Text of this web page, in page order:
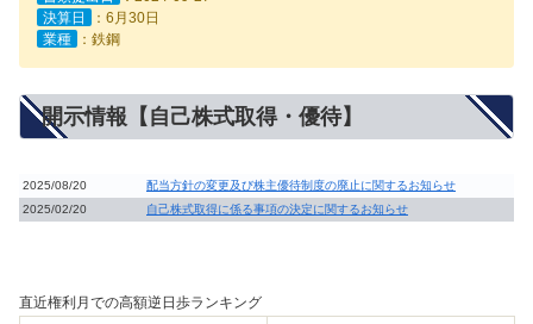
決算日
：6月30日
業種
：鉄鋼
開示情報【自己株式取得・優待】
2025/08/20
配当方針の変更及び株主優待制度の廃止に関するお知らせ
2025/02/20
自己株式取得に係る事項の決定に関するお知らせ
直近権利月での高額逆日歩ランキング